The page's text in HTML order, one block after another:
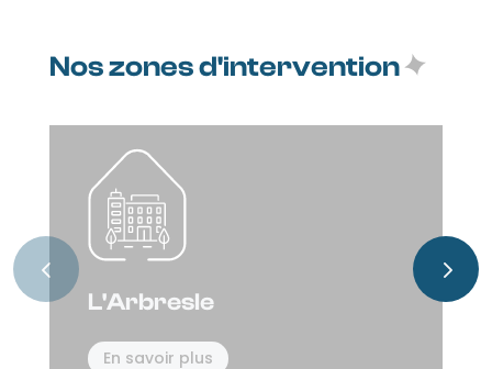
Nos zones d'intervention
L'Arbresle
En savoir plus